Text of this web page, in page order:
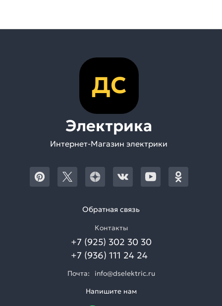
ДС
Электрика
Интернет-Магазин электрики
Обратная связь
Контакты
+7 (925) 302 30 30
+7 (936) 111 24 24
Почта:
info@dselektric.ru
Напишите нам